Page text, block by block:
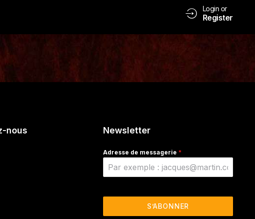
Login or
Register
nous Newsletter
Adresse de messagerie *
S’ABONNER